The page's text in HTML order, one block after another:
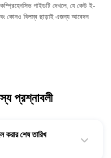
গাইডটি দেখলে, যে কেউ ই-
এবং কোনও বিলম্ব ছাড়াই এজন্য আবেদন
প্রশ্নাবলী
শেষ তারিখ